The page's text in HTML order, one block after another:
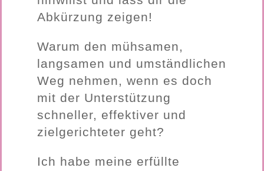
Abkürzung zeigen!
Warum den mühsamen,
langsamen und umständlichen
Weg nehmen, wenn es doch
mit der Unterstützung
schneller, effektiver und
zielgerichteter geht?
Ich habe meine erfüllte